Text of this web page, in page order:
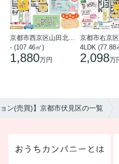
- (107.46㎡)
1,880万円
4LDK (77.88
2,098万
ン(売買)】京都市伏見区の一覧